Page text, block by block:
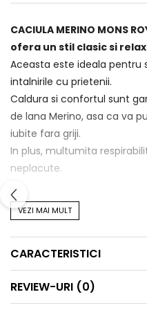
CACIULA MERINO MONS
ofera un stil clasic si
Aceasta este ideala pentru
intalnirile cu prietenii.
Caldura si confortul sunt
de lana Merino, asa ca va
iubite fara griji.
In plus, multumita
neplacute.
Caracteristici
-Rezista la mirosuri
-Ofera respirabilitate
VEZI MAI MULT
CARACTERISTICI
REVIEW-URI (0)